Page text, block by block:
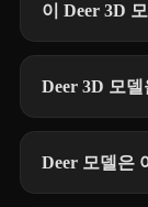
이 Deer 3D
Deer 3D 모
Deer 모델은